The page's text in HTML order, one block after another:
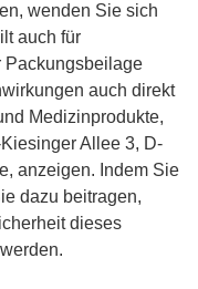
wenden Sie sich
auch für
Packungsbeilage
auch direkt
Medizinprodukte,
Allee 3, D-
anzeigen. Indem Sie
dazu beitragen,
dieses